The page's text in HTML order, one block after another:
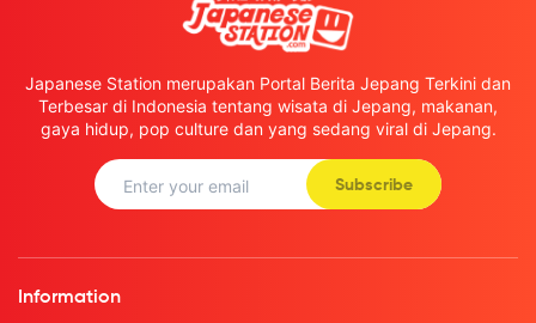
Japanese Station merupakan Portal Berita Jepang Terkini dan
Terbesar di Indonesia tentang wisata di Jepang, makanan,
gaya hidup, pop culture dan yang sedang viral di Jepang.
Subscribe
Information